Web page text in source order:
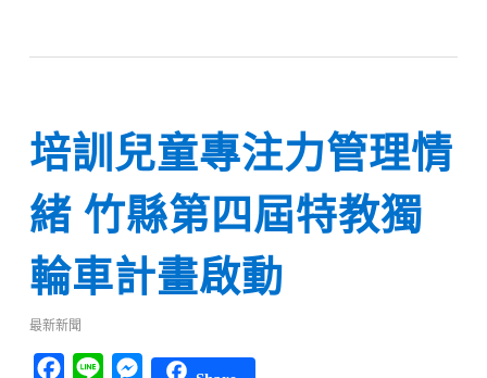
培訓兒童專注力管理情
緒 竹縣第四屆特教獨
輪車計畫啟動
最新新聞
Facebook
Line Messenger